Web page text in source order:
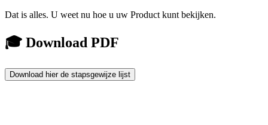
Dat is alles. U weet nu hoe u uw Product kunt bekijken.
🎓 Download PDF
Download hier de stapsgewijze lijst